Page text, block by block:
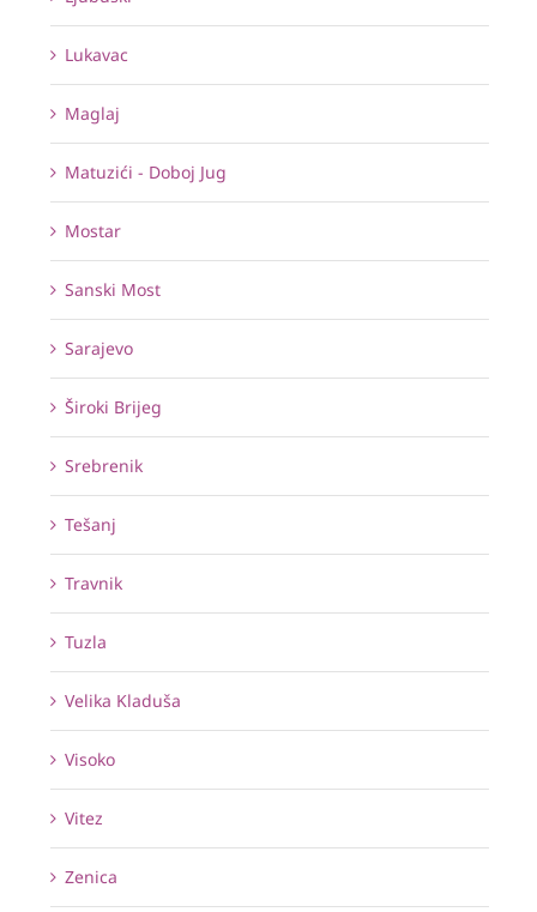
Lukavac
Maglaj
Matuzići - Doboj Jug
Mostar
Sanski Most
Sarajevo
Široki Brijeg
Srebrenik
Tešanj
Travnik
Tuzla
Velika Kladuša
Visoko
Vitez
Zenica